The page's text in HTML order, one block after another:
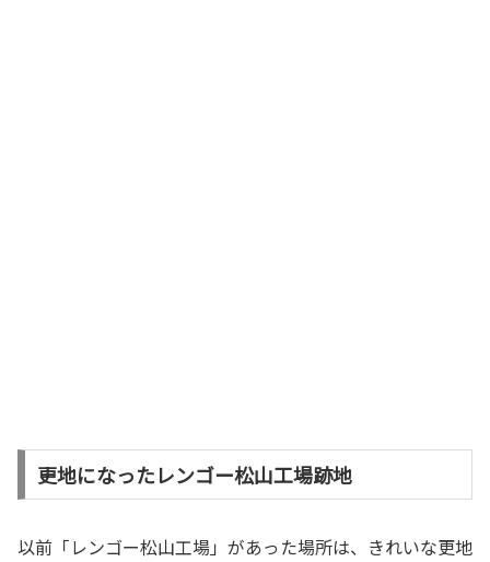
更地になったレンゴー松山工場跡地
以前「レンゴー松山工場」があった場所は、きれいな更地